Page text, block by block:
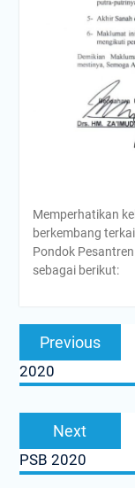
Memperhatikan
berkembang
Pondok
sebagai berikut:
Navigasi
posPrevious
2020
Next
PSB 2020